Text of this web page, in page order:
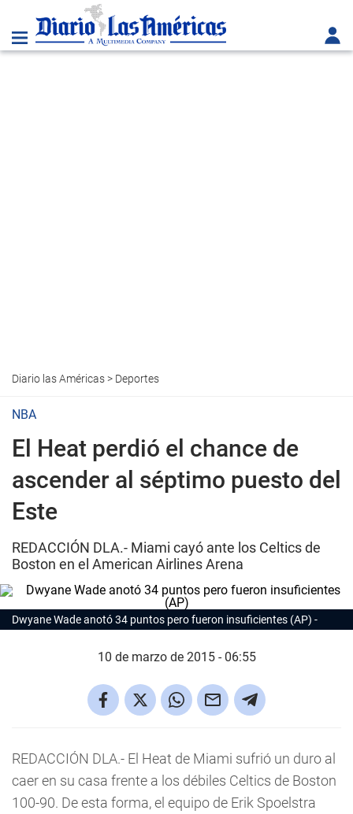
Diario las Américas> Deportes
NBA
El Heat perdió el chance de
ascender al séptimo puesto del
Este
REDACCIÓN DLA.- Miami cayó ante los Celtics de
Boston en el American Airlines Arena
Dwyane Wade anotó 34 puntos pero fueron insuficientes (AP)
10 de marzo de 2015 - 06:55
REDACCIÓN DLA.- El Heat de Miami sufrió un duro al
caer en su casa frente a los débiles Celtics de Boston
100-90. De esta forma, el equipo de Erik Spoelstra